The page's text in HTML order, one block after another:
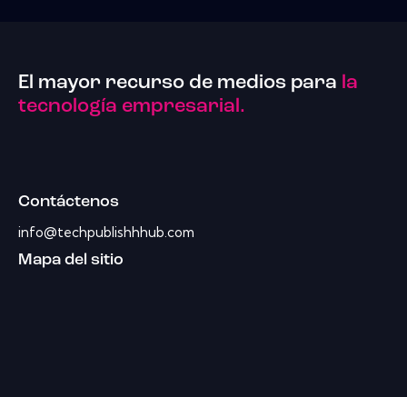
El mayor recurso de medios para la
tecnología empresarial.
Contáctenos
info@techpublishhhub.com
Mapa del sitio